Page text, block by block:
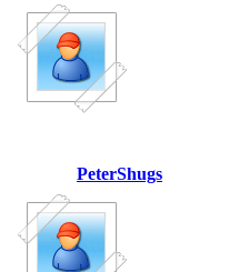
PeterShugs